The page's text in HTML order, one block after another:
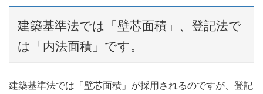
建築基準法では「壁芯面積」、登記法で
は「内法面積」です。
建築基準法では「壁芯面積」が採用されるのですが、登記